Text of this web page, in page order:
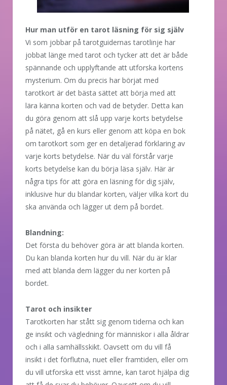
Hur man utför en tarot läsning för sig själv
Vi som jobbar på tarotguidernas tarotlinje har
jobbat länge med tarot och tycker att det är både
spännande och upplyftande att utforska kortens
mysterium. Om du precis har börjat med
tarotkort är det bästa sättet att börja med att
lära känna korten och vad de betyder. Detta kan
du göra genom att slå upp varje korts betydelse
på nätet, gå en kurs eller genom att köpa en bok
om tarotkort som ger en detaljerad förklaring av
varje korts betydelse. När du väl förstår varje
korts betydelse kan du börja läsa själv. Här är
några tips för att göra en läsning för dig själv,
inklusive hur du blandar korten, väljer vilka kort du
ska använda och lägger ut dem på bordet.
Blandning:
Det första du behöver göra är att blanda korten.
Du kan blanda korten hur du vill. När du är klar
med att blanda dem lägger du ner korten på
bordet.
Tarot och insikter
Tarotkorten har stått sig genom tiderna och kan
ge insikt och vägledning för människor i alla åldrar
och i alla samhällsskikt. Oavsett om du vill få
insikt i det förflutna, nuet eller framtiden, eller om
du vill utforska ett visst ämne, kan tarot hjälpa dig